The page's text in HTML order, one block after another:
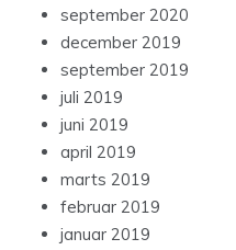
september 2020
december 2019
september 2019
juli 2019
juni 2019
april 2019
marts 2019
februar 2019
januar 2019